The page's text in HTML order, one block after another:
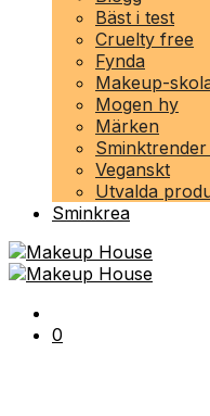
Bäst i test
Cruelty free
Fynda
Makeup-
Mogen hy
Märken
Veganskt
Utvalda
Sminkrea
0